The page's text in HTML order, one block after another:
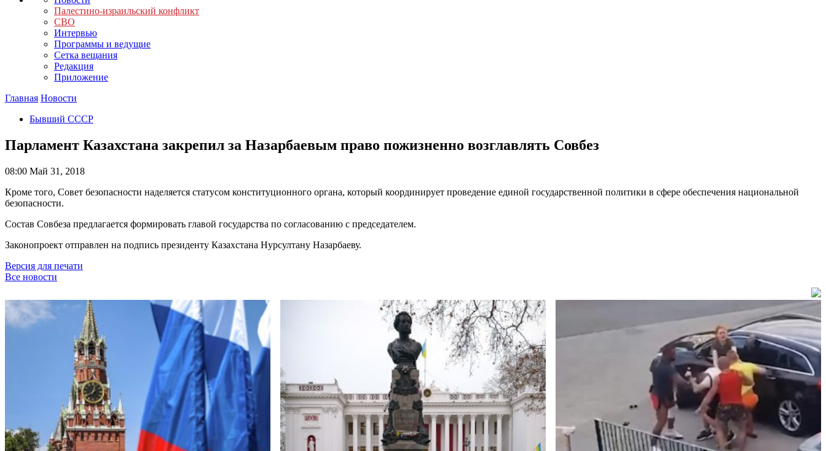
Палестино-израильский конфликт
СВО
Интервью
Программы и ведущие
Сетка вещания
Редакция
Приложение
Главная Новости
Бывший СССР
Парламент Казахстана закрепил за Назарбаевым право пожизненно возглавлять Совбез
08:00 Май 31, 2018
Кроме того, Совет безопасности наделяется статусом конституционного органа, который координирует проведение единой государственной политики в сфере обеспечения национальной
безопасности.
Состав Совбеза предлагается формировать главой государства по согласованию с председателем.
Законопроект отправлен на подпись президенту Казахстана Нурсултану Назарбаеву.
Версия для печати
Все новости